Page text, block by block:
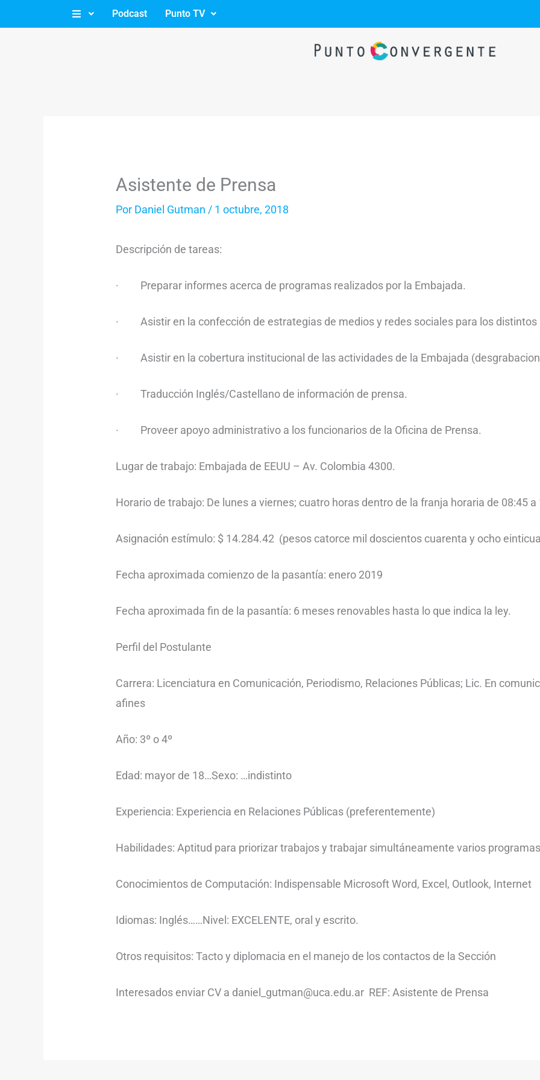
al
Podcast Punto TV
Asistente de Prensa
Por Daniel Gutman / 1 octubre, 2018
Descripción de tareas:
· Preparar informes acerca de programas realizados por la Embajada.
· Asistir en la confección de estrategias de medios y redes sociales para los distintos
· Asistir en la cobertura institucional de las actividades de la Embajada
· Traducción Inglés/Castellano de información de prensa.
· Proveer apoyo administrativo a los funcionarios de la Oficina de Prensa.
Lugar de trabajo: Embajada de EEUU – Av. Colombia 4300.
Horario de trabajo: De lunes a viernes; cuatro horas dentro de la franja horaria de 08:45 a
Asignación estímulo: $ 14.284.42 (pesos catorce mil doscientos cuarenta y ocho
Fecha aproximada comienzo de la pasantía: enero 2019
Fecha aproximada fin de la pasantía: 6 meses renovables hasta lo que indica la ley.
Perfil del Postulante
Carrera: Licenciatura en Comunicación, Periodismo, Relaciones Públicas; Lic. En
afines
Año: 3º o 4º
Edad: mayor de 18…Sexo: …indistinto
Experiencia: Experiencia en Relaciones Públicas (preferentemente)
Habilidades: Aptitud para priorizar trabajos y trabajar simultáneamente varios
Conocimientos de Computación: Indispensable Microsoft Word, Excel, Outlook, Internet
Idiomas: Inglés……Nivel: EXCELENTE, oral y escrito.
Otros requisitos: Tacto y diplomacia en el manejo de los contactos de la Sección
Interesados enviar CV a daniel_gutman@uca.edu.ar REF: Asistente de Prensa